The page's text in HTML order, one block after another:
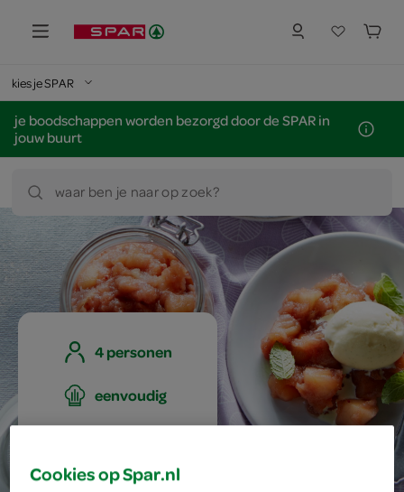
kies je SPAR
je boodschappen worden bezorgd door de SPAR in
jouw buurt
waar ben je naar op zoek?
4 personen
eenvoudig
Cookies op Spar.nl